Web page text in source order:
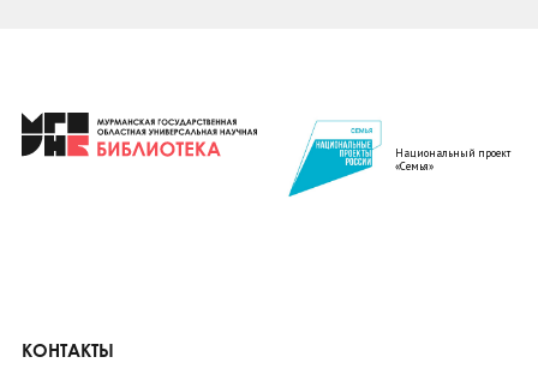
Национальный проект
«Семья»
КОНТАКТЫ